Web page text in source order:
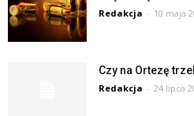
Redakcja - 10 maja
Czy na Ortezę
Redakcja - 24 lipca